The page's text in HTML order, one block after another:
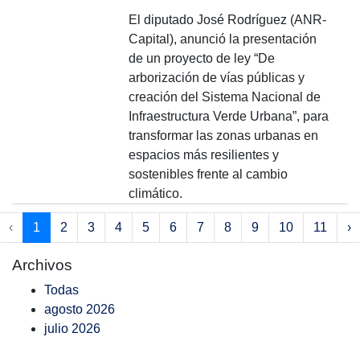
El diputado José Rodríguez (ANR-
Capital), anunció la presentación
de un proyecto de ley “De
arborización de vías públicas y
creación del Sistema Nacional de
Infraestructura Verde Urbana”, para
transformar las zonas urbanas en
espacios más resilientes y
sostenibles frente al cambio
climático.
‹ 1 2 3 4 5 6 7 8 9 10 11 ›
Archivos
Todas
agosto 2026
julio 2026